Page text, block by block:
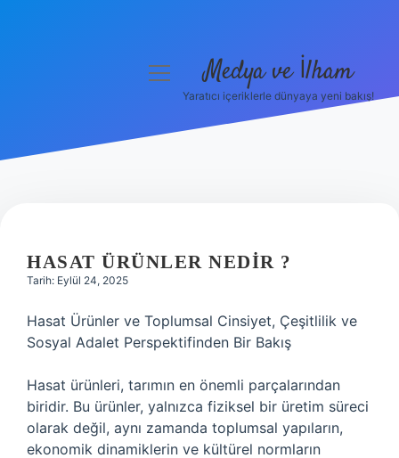
Hakkımızda
menüyüMedya ve İlham
Yaratıcı içeriklerle dünyaya yeni bakış!
HASAT ÜRÜNLER NEDIR ?
Tarih: Eylül 24, 2025
Hasat Ürünler ve Toplumsal Cinsiyet, Çeşitlilik ve
Sosyal Adalet Perspektifinden Bir Bakış
Hasat ürünleri, tarımın en önemli parçalarından
biridir. Bu ürünler, yalnızca fiziksel bir üretim süreci
olarak değil, aynı zamanda toplumsal yapıların,
ekonomik dinamiklerin ve kültürel normların